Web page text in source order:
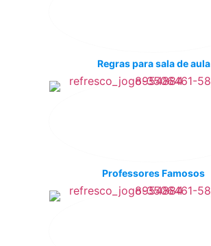
Regras para sala de aula
Professores Famosos